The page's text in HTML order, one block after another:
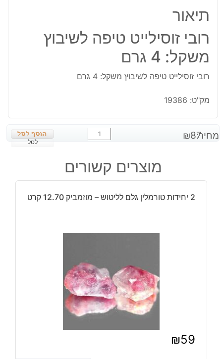
תיאור
רובי זוסילייט טיפה לשיבוץ
משקל: 4 גרם
רובי זוסילייט טיפה לשיבוץ משקל: 4 גרם
מק"ט: 19386
מחיר: ₪87
כמות
של
זוסילייט
טיפה
משקל:
לסל
מוצרים קשורים
2 יחידות טורמלין גלם לליטוש – מוזמביק 12.70 קרט
₪59